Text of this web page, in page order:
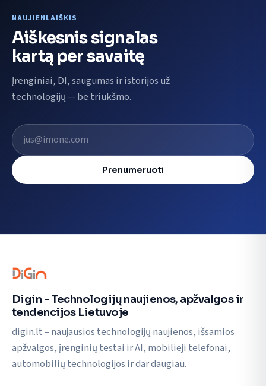
NAUJIENLAIŠKIS
Aiškesnis signalas
kartą per savaitę
Įrenginiai, DI, saugumas ir istorijos už
technologijų — be triukšmo.
El. pašto adresas
Prenumeruoti
Digin - Technologijų naujienos, apžvalgos ir
tendencijos Lietuvoje
digin.lt – naujausios technologijų naujienos, išsamios
apžvalgos, įrenginių testai ir AI, mobilieji telefonai,
automobilių technologijos ir dar daugiau.